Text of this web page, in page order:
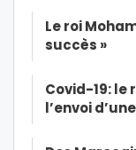
Le roi
succès »
Covid-19: le
l’envoi